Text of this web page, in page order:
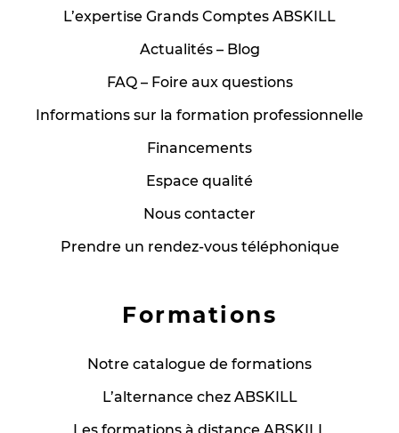
L’expertise Grands Comptes ABSKILL
Actualités – Blog
FAQ – Foire aux questions
Informations sur la formation professionnelle
Financements
Espace qualité
Nous contacter
Prendre un rendez-vous téléphonique
Formations
Notre catalogue de formations
L’alternance chez ABSKILL